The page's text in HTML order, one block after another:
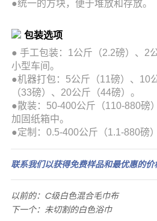
●统一的方块，便于堆放和存放。
包装选项
● 手工包装：1公斤（2.2磅）、2
小型车间。
●机器打包：5公斤（11磅）、10
（33磅）、20公斤（44磅）。
●散装：50-400公斤（110-880磅
加固纸箱中。
●定制：0.5-400公斤（1.1-880磅
联系我们以获得免费样品和最优惠的价
以前的： C级白色混合毛巾布
下一个：未切割的白色浴巾